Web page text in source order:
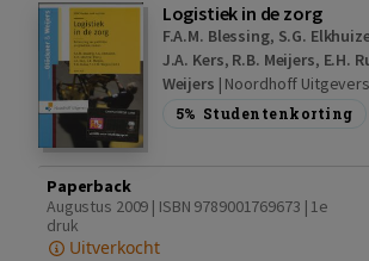
Logistiek in de zorg
F.A.M. Blessing, S.G.
J.A. Kers, R.B. Meijers, E.H.
Weijers | Noordhoff Uitgevers
5% Studentenkorting
Paperback
Augustus 2009 | ISBN 9789001769673 | 1e
druk
Uitverkocht